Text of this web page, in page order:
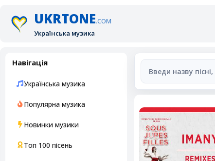
UKRTONE.COM
Українська музика
Навігація
Українська музика
Популярна музика
Новинки музики
Топ 100 пісень